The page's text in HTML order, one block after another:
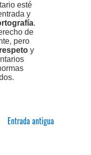
esté
y
.
de
pero
respeto y
Entrada antigua